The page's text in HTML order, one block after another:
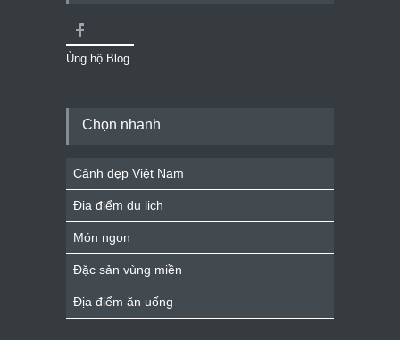
Ủng hộ Blog
Chọn nhanh
Cảnh đẹp Việt Nam
Địa điểm du lịch
Món ngon
Đặc sản vùng miền
Địa điểm ăn uống